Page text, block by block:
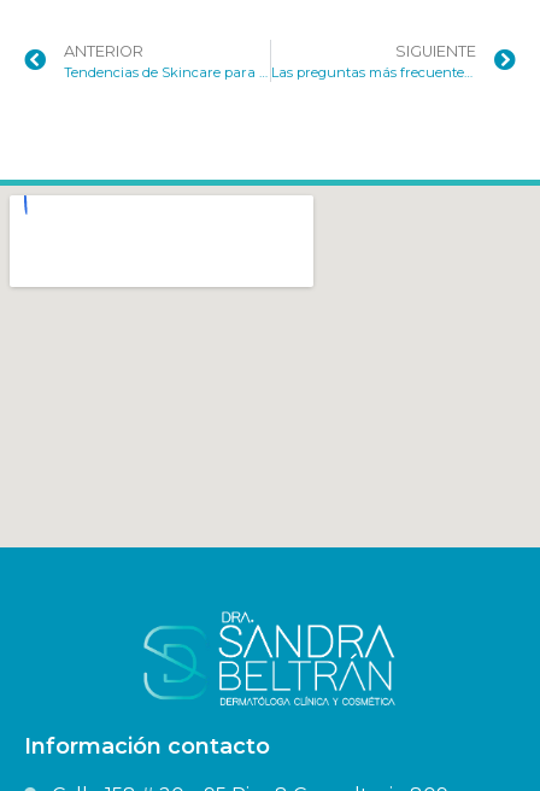
ANTERIOR
Tendencias de Skincare para el 2025
SIGUIENTE
Las preguntas más frecuentes sobre Liftera
Información contacto